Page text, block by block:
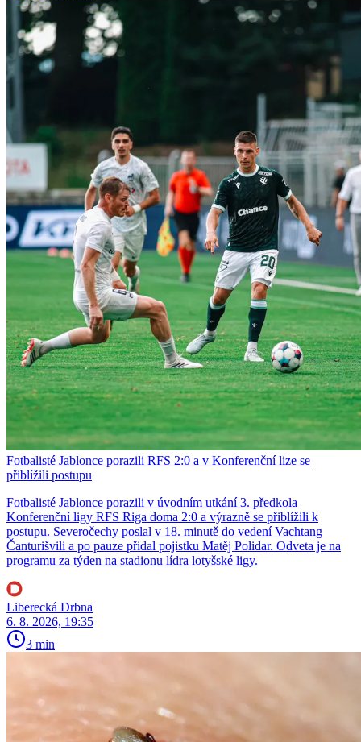
Fotbalisté Jablonce porazili RFS 2:0 a v Konferenční lize se
přiblížili postupu
Fotbalisté Jablonce porazili v úvodním utkání 3. předkola
Konferenční ligy RFS Riga doma 2:0 a výrazně se přiblížili k
postupu. Severočechy poslal v 18. minutě do vedení Vachtang
Čanturišvili a po pauze přidal pojistku Matěj Polidar. Odveta je na
programu za týden na stadionu lídra lotyšské ligy.
Liberecká Drbna
6. 8. 2026, 19:35
3 min